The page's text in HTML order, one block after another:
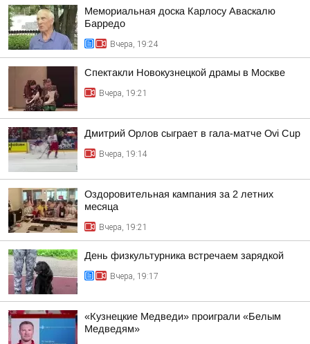
Мемориальная доска Карлосу Аваскалю
Барредо
Вчера, 19:24
Спектакли Новокузнецкой драмы в Москве
Вчера, 19:21
Дмитрий Орлов сыграет в гала-матче Ovi Cup
Вчера, 19:14
Оздоровительная кампания за 2 летних
месяца
Вчера, 19:21
День физкультурника встречаем зарядкой
Вчера, 19:17
«Кузнецкие Медведи» проиграли «Белым
Медведям»